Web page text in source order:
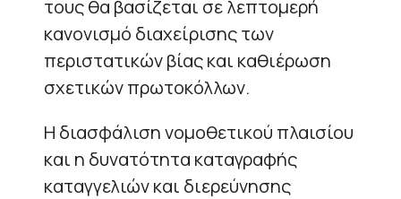
τους θα βασίζεται σε λεπτομερή
κανονισμό διαχείρισης των
περιστατικών βίας και καθιέρωση
σχετικών πρωτοκόλλων.
Η διασφάλιση νομοθετικού πλαισίου
και η δυνατότητα καταγραφής
καταγγελιών και διερεύνησης